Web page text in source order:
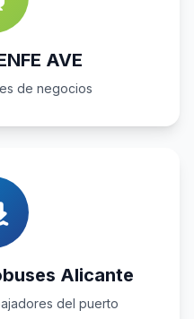
AVE
de negocios
Alicante
del puerto